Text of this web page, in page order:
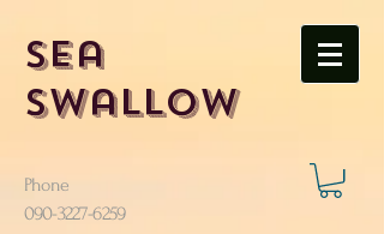
Sea
Swallow
Phone
​090-3227-6259